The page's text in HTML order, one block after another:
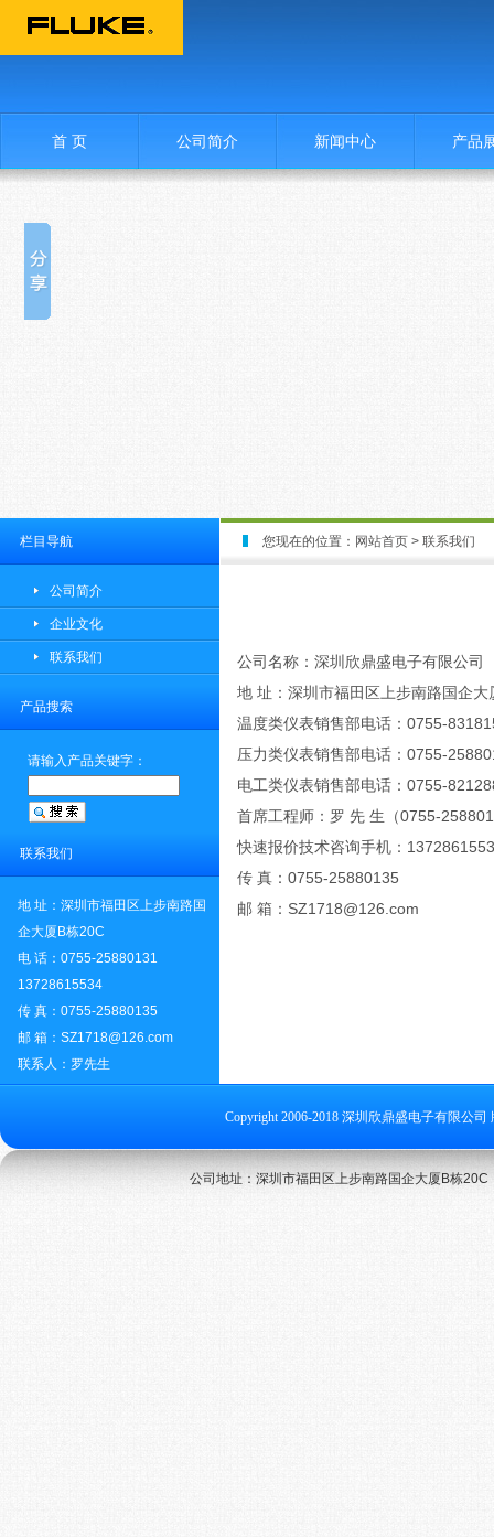
首 页 公司简介 新闻中心 产品
栏目导航
公司简介
企业文化
联系我们
产品搜索
请输入产品关键字：
联系我们
地 址：深圳市福田区上步南路国
企大厦B栋20C
电 话：0755-25880131
13728615534
传 真：0755-25880135
邮 箱：SZ1718@126.com
联系人：罗先生
您现在的位置： 网站首页 > 联系我们
公司名称：深圳欣鼎盛电子有限公司
地 址：深圳市福田区上步南路国企大
温度类仪表销售部电话：0755-
压力类仪表销售部电话：0755-
电工类仪表销售部电话：0755-
首席工程师：罗 先 生（0755-
快速报价技术咨询手机：
传 真：0755-25880135
邮 箱：SZ1718@126.com
Copyright 2006-2018 深圳欣鼎盛电子有限公
公司地址：深圳市福田区上步南路国企大厦B栋